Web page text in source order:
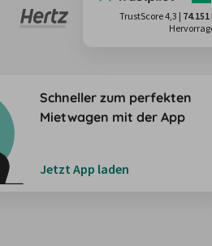
TrustScore 4,3 |
Schneller zum perfekten
Mietwagen mit der App
Jetzt App laden